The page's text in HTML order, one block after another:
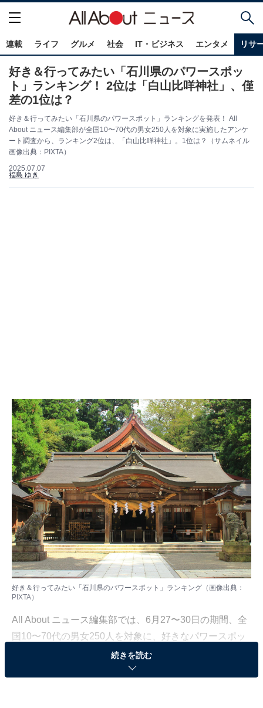
連載 ライフ グルメ 社会 IT・ビジネス エンタメ リサ
好き＆行ってみたい「石川県のパワースポッ
ト」ランキング！ 2位は「白山比咩神社」、僅
差の1位は？
好き＆行ってみたい「石川県のパワースポット」ランキングを発表！ All
About ニュース編集部が全国10〜70代の男女250人を対象に実施したアンケ
ート調査から、ランキング2位は、「白山比咩神社」。1位は？（サムネイル
画像出典：PIXTA）
2025.07.07
福島 ゆき
好き＆行ってみたい「石川県のパワースポット」ランキング（画像出典：
PIXTA）
All About ニュース編集部では、6月27〜30日の期間、全
国10〜70代の男女250人を対象に、好きなパワースポッ
ト（中部地方）に関するアンケートを実施しました。今
回はその中から、好き＆行ってみたい「石川県のパワー
続きを読む